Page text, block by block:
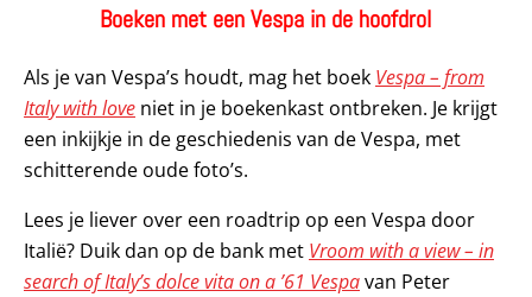
Boeken met een Vespa in de hoofdrol
Als je van Vespa’s houdt, mag het boek Vespa – from
Italy with love niet in je boekenkast ontbreken. Je krijgt
een inkijkje in de geschiedenis van de Vespa, met
schitterende oude foto’s.
Lees je liever over een roadtrip op een Vespa door
Italië? Duik dan op de bank met Vroom with a view – in
search of Italy’s dolce vita on a ’61 Vespavan Peter